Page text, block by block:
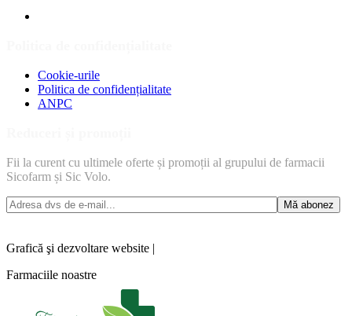
Cookie-urile
Politica de confidențialitate
ANPC
Fii la curent cu ultimele oferte și promoții al grupului de farmacii
Sicofarm și Sic Volo.
Grafică şi dezvoltare website |
Farmaciile noastre